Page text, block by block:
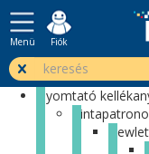
Menü Fiók
Nyomtató